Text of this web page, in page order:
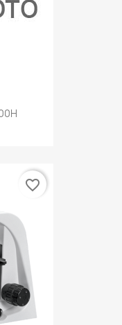
favorite_border